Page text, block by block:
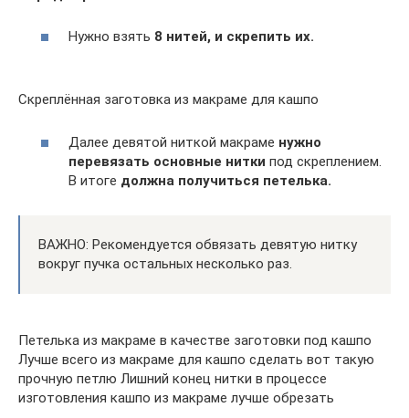
Нужно взять 8 нитей, и скрепить их.
Скреплённая заготовка из макраме для кашпо
Далее девятой ниткой макраме нужно
перевязать основные нитки под скреплением.
В итоге должна получиться петелька.
ВАЖНО: Рекомендуется обвязать девятую нитку
вокруг пучка остальных несколько раз.
Петелька из макраме в качестве заготовки под кашпо
Лучше всего из макраме для кашпо сделать вот такую
прочную петлю Лишний конец нитки в процессе
изготовления кашпо из макраме лучше обрезать